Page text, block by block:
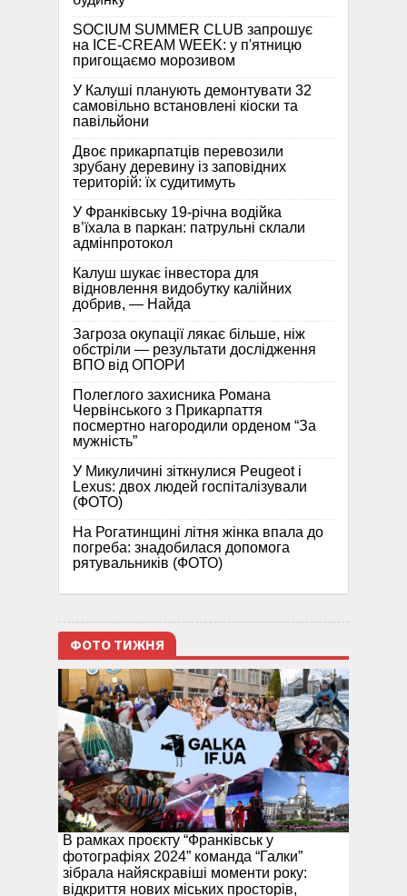
SOCIUM SUMMER CLUB запрошує
на ICE-CREAM WEEK: у п'ятницю
пригощаємо морозивом
У Калуші планують демонтувати 32
самовільно встановлені кіоски та
павільйони
Двоє прикарпатців перевозили
зрубану деревину із заповідних
територій: їх судитимуть
У Франківську 19-річна водійка
в’їхала в паркан: патрульні склали
адмінпротокол
Калуш шукає інвестора для
відновлення видобутку калійних
добрив, — Найда
Загроза окупації лякає більше, ніж
обстріли — результати дослідження
ВПО від ОПОРИ
Полеглого захисника Романа
Червінського з Прикарпаття
посмертно нагородили орденом “За
мужність”
У Микуличині зіткнулися Peugeot і
Lexus: двох людей госпіталізували
(ФОТО)
На Рогатинщині літня жінка впала до
погреба: знадобилася допомога
рятувальників (ФОТО)
ФОТО ТИЖНЯ
В рамках проєкту “Франківськ у
фотографіях 2024” команда “Галки”
зібрала найяскравіші моменти року:
відкриття нових міських просторів,